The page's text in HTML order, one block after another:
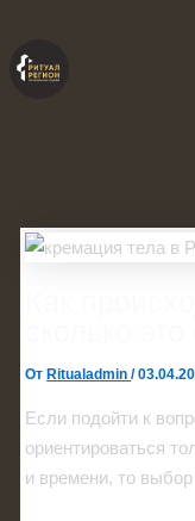
содержимому
ОтRitualadmin/
Если подойти к
ориентироваться
и времени, то